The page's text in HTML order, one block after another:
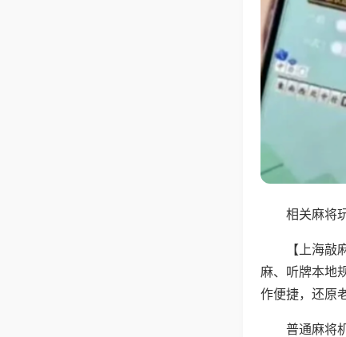
相关麻将
【上海
麻、听牌本地
作便捷，还原
普通麻将